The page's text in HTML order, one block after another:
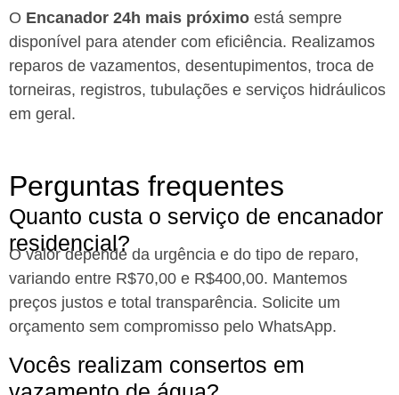
O Encanador 24h mais próximo está sempre
disponível para atender com eficiência. Realizamos
reparos de vazamentos, desentupimentos, troca de
torneiras, registros, tubulações e serviços hidráulicos
em geral.
Perguntas frequentes
Quanto custa o serviço de encanador
residencial?
O valor depende da urgência e do tipo de reparo,
variando entre R$70,00 e R$400,00. Mantemos
preços justos e total transparência. Solicite um
orçamento sem compromisso pelo WhatsApp.
Vocês realizam consertos em